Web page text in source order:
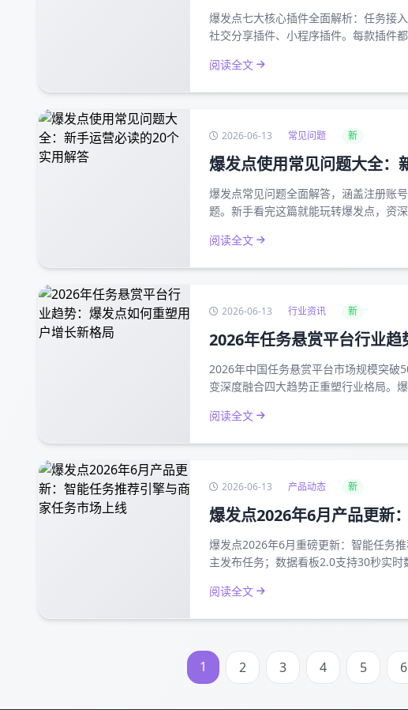
爆发点七大核心插件全面解析：任务接
社交分享插件、小程序插件。每款插件
阅读全文
2026-06-13 常见问题 新
爆发点使用常见问题大全：
爆发点常见问题全面解答，涵盖注册账
题。新手看完这篇就能玩转爆发点，资
阅读全文
2026-06-13 行业资讯 新
2026年任务悬赏平台行业
2026年中国任务悬赏平台市场规模突破
变深度融合四大趋势正重塑行业格局。
阅读全文
2026-06-13 产品动态 新
爆发点2026年6月产品更新
爆发点2026年6月重磅更新：智能任务
主发布任务；数据看板2.0支持30秒实时
阅读全文
1 2 3 4 5 6